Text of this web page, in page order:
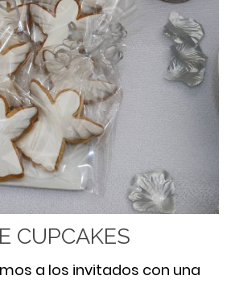
CUPCAKES
a los invitados con una